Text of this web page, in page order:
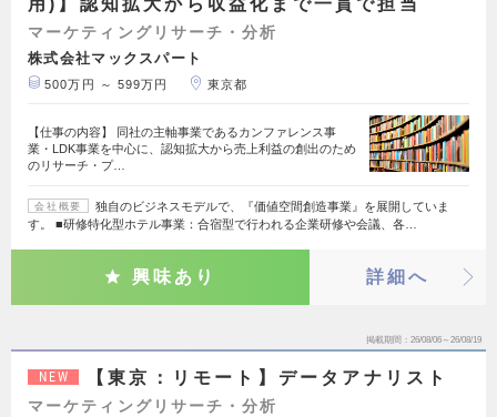
マーケティングリサーチ・分析
株式会社マックスパート
500万円 ～ 599万円 東京都
【仕事の内容】 同社の主軸事業であるカンファレンス事
業・LDK事業を中心に、認知拡大から売上利益の創出のため
のリサーチ・プ…
会社概要
独自のビジネスモデルで、『価値空間創造事業』を展開していま
す。 ■研修特化型ホテル事業：合宿型で行われる企業研修や会議、各…
興味あり 詳細へ
掲載期間 26/08/06～26/08/19
NEW 【東京：リモート】データアナリスト
マーケティングリサーチ・分析